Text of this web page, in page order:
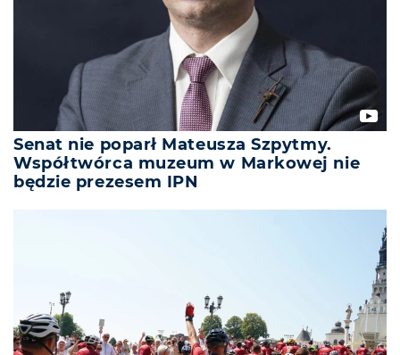
Senat nie poparł Mateusza Szpytmy.
Współtwórca muzeum w Markowej nie
będzie prezesem IPN